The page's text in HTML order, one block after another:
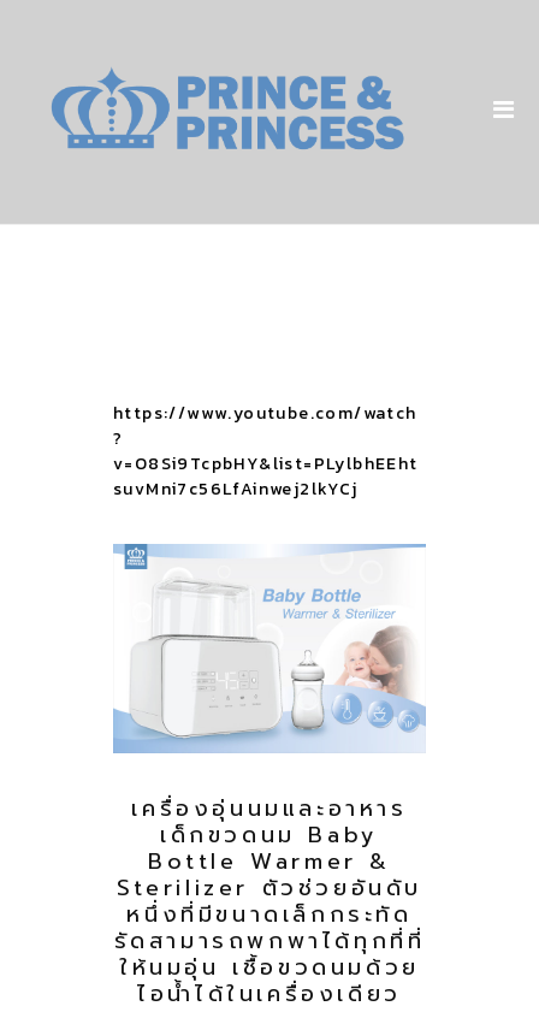
About
Product
https://www.youtube.com/watch
?
v=O8Si9TcpbHY&list=PLylbhEEht
suvMni7c56LfAinwej2lkYCj
เครื่องอุ่นนมและอาหาร
เด็กขวดนม Baby
Bottle Warmer &
Sterilizer ตัวช่วยอันดับ
หนึ่งที่มีขนาดเล็กกระทัด
รัดสามารถพกพาได้ทุกที่ที่
ให้นมอุ่น เชื้อขวดนมด้วย
ไอน้ำได้ในเครื่องเดียว